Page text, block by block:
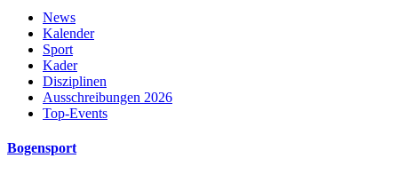
News
Kalender
Sport
Kader
Disziplinen
Ausschreibungen 2026
Top-Events
Bogensport